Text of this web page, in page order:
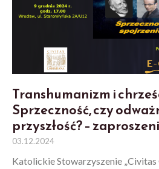
Transhumanizm i
Sprzeczność, czy
przyszłość? –
03.12.2024
Katolickie Stowarzyszenie „Civitas